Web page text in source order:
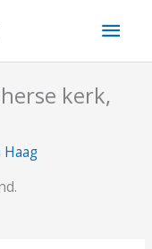
kerk,
Haag